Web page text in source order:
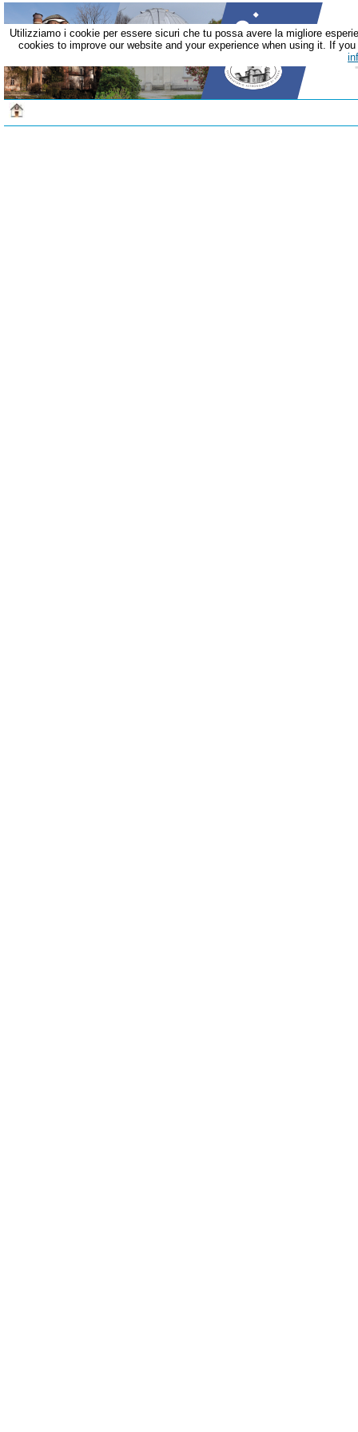
Utilizziamo i cookie per essere sicuri che tu possa avere la migliore
cookies to improve our website and your experience when using it. If